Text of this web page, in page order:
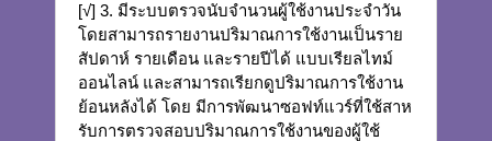
[√] 3. มีระบบตรวจนับจำนวนผู้ใช้งานประจำวัน
โดยสามารถรายงานปริมาณการใช้งานเป็นราย
สัปดาห์ รายเดือน และรายปีได้ แบบเรียลไทม์
ออนไลน์ และสามารถเรียกดูปริมาณการใช้งาน
ย้อนหลังได้ โดย มีการพัฒนาซอฟท์แวร์ที่ใช้สาห
รับการตรวจสอบปริมาณการใช้งานของผู้ใช้